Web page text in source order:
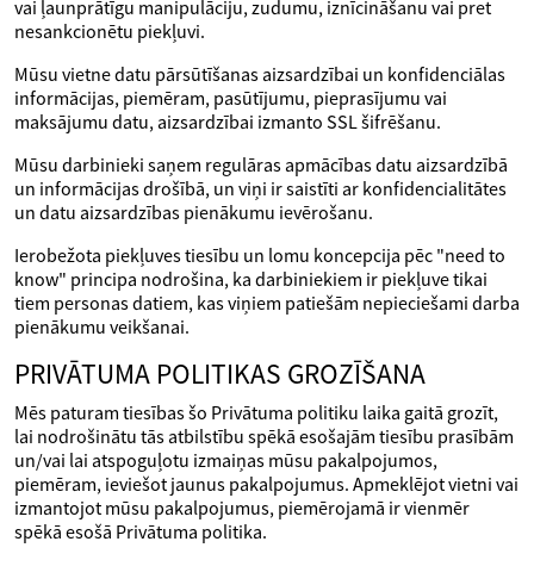
vai ļaunprātīgu manipulāciju, zudumu, iznīcināšanu vai pret
nesankcionētu piekļuvi.
Mūsu vietne datu pārsūtīšanas aizsardzībai un konfidenciālas
informācijas, piemēram, pasūtījumu, pieprasījumu vai
maksājumu datu, aizsardzībai izmanto SSL šifrēšanu.
Mūsu darbinieki saņem regulāras apmācības datu aizsardzībā
un informācijas drošībā, un viņi ir saistīti ar konfidencialitātes
un datu aizsardzības pienākumu ievērošanu.
Ierobežota piekļuves tiesību un lomu koncepcija pēc "need to
know" principa nodrošina, ka darbiniekiem ir piekļuve tikai
tiem personas datiem, kas viņiem patiešām nepieciešami darba
pienākumu veikšanai.
PRIVĀTUMA POLITIKAS GROZĪŠANA
Mēs paturam tiesības šo Privātuma politiku laika gaitā grozīt,
lai nodrošinātu tās atbilstību spēkā esošajām tiesību prasībām
un/vai lai atspoguļotu izmaiņas mūsu pakalpojumos,
piemēram, ieviešot jaunus pakalpojumus. Apmeklējot vietni vai
izmantojot mūsu pakalpojumus, piemērojamā ir vienmēr
spēkā esošā Privātuma politika.